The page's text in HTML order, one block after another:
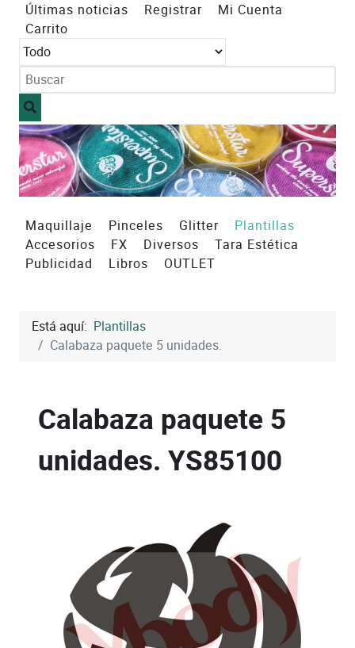
Últimas noticias Registrar
Mi Cuenta
Carrito
Maquillaje Pinceles Glitter
Plantillas
Accesorios
FX Diversos
Tara Estética
Publicidad
Libros OUTLET
Está aquí: Plantillas
Calabaza paquete 5 unidades.
Calabaza paquete 5
unidades. YS85100